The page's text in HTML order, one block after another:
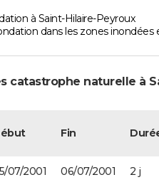
à Saint-Hilaire-Peyroux
dans les zones inondées
catastrophe naturelle à
Fin
07/2001 06/07/2001 2 j